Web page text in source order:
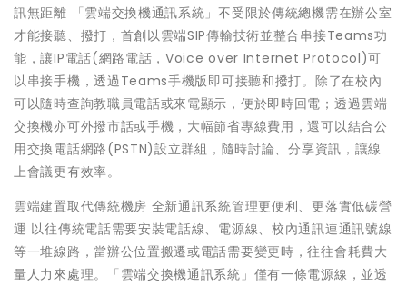
訊無距離 「雲端交換機通訊系統」不受限於傳統總機需在辦公室
才能接聽、撥打，首創以雲端SIP傳輸技術並整合串接Teams功
能，讓IP電話(網路電話，Voice over Internet Protocol)可
以串接手機，透過Teams手機版即可接聽和撥打。除了在校內
可以隨時查詢教職員電話或來電顯示，便於即時回電；透過雲端
交換機亦可外撥市話或手機，大幅節省專線費用，還可以結合公
用交換電話網路(PSTN)設立群組，隨時討論、分享資訊，讓線
上會議更有效率。
雲端建置取代傳統機房 全新通訊系統管理更便利、更落實低碳營
運 以往傳統電話需要安裝電話線、電源線、校內通訊連通訊號線
等一堆線路，當辦公位置搬遷或電話需要變更時，往往會耗費大
量人力來處理。「雲端交換機通訊系統」僅有一條電源線，並透